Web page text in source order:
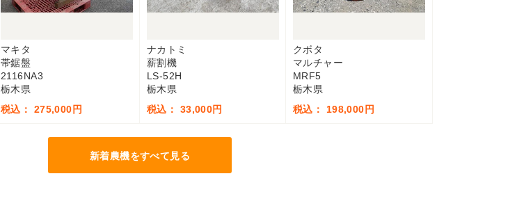
マキタ
帯鋸盤
2116NA3
栃木県
税込： 275,000円
ナカトミ
薪割機
LS-52H
栃木県
税込： 33,000円
クボタ
マルチャー
MRF5
栃木県
税込： 198,000円
新着農機をすべて見る